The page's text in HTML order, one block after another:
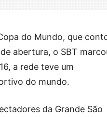
do Mundo, que
abertura, o SBT
a rede teve um
do mundo.
da Grande São